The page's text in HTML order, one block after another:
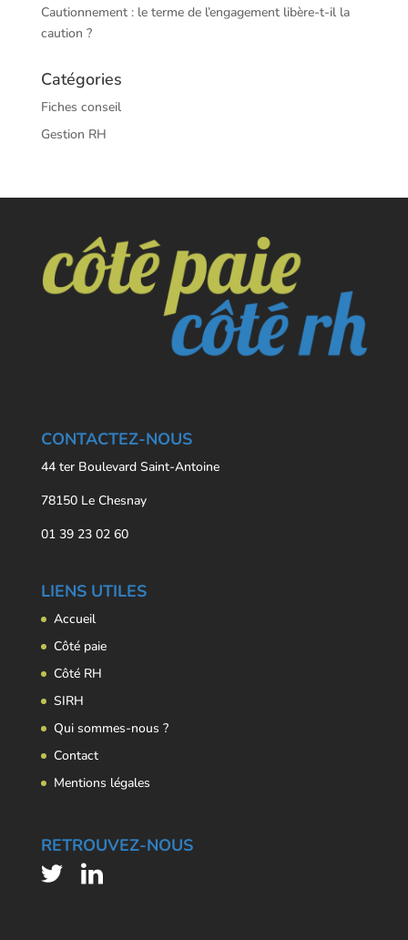
Cautionnement : le terme de l’engagement libère-t-il la
caution ?
Catégories
Fiches conseil
Gestion RH
CONTACTEZ-NOUS
44 ter Boulevard Saint-Antoine
78150 Le Chesnay
01 39 23 02 60
LIENS UTILES
Accueil
Côté paie
Côté RH
SIRH
Qui sommes-nous ?
Contact
Mentions légales
RETROUVEZ-NOUS